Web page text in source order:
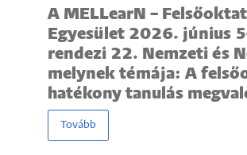
A MELLearN –
Egyesület 2026. június
rendezi 22. Nemzeti és
melynek témája: A
hatékony tanulás
Tovább